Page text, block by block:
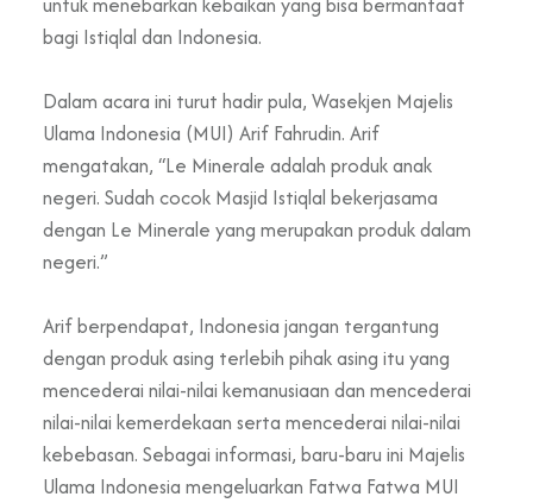
bagi Istiqlal dan Indonesia.
Dalam acara ini turut hadir pula, Wasekjen Majelis
Ulama Indonesia (MUI) Arif Fahrudin. Arif
mengatakan, “Le Minerale adalah produk anak
negeri. Sudah cocok Masjid Istiqlal bekerjasama
dengan Le Minerale yang merupakan produk dalam
negeri.”
Arif berpendapat, Indonesia jangan tergantung
dengan produk asing terlebih pihak asing itu yang
mencederai nilai-nilai kemanusiaan dan mencederai
nilai-nilai kemerdekaan serta mencederai nilai-nilai
kebebasan. Sebagai informasi, baru-baru ini Majelis
Ulama Indonesia mengeluarkan Fatwa Fatwa MUI